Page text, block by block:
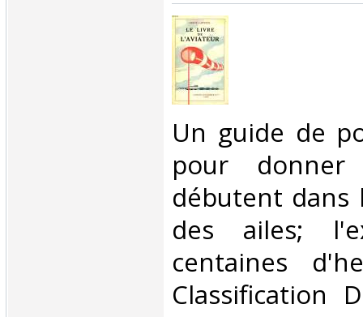
‎Un guide de
pour
débutent dans
des ailes;
centaines
Classification